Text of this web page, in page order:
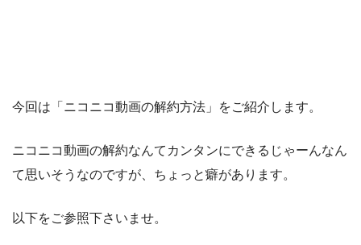
今回は「ニコニコ動画の解約方法」をご紹介します。
ニコニコ動画の解約なんてカンタンにできるじゃーんなん
て思いそうなのですが、ちょっと癖があります。
以下をご参照下さいませ。